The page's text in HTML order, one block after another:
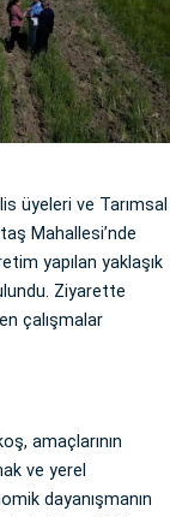
üyeleri ve Tarımsal
Mahallesi’nde
yapılan yaklaşık
Ziyarette
çalışmalar
amaçlarının
ve yerel
dayanışmanın